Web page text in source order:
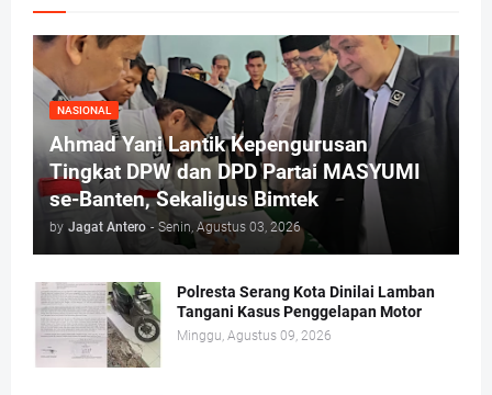
NASIONAL
Ahmad Yani Lantik Kepengurusan
Tingkat DPW dan DPD Partai MASYUMI
se-Banten, Sekaligus Bimtek
by Jagat Antero - Senin, Agustus 03, 2026
Polresta Serang Kota Dinilai Lamban
Tangani Kasus Penggelapan Motor
Minggu, Agustus 09, 2026